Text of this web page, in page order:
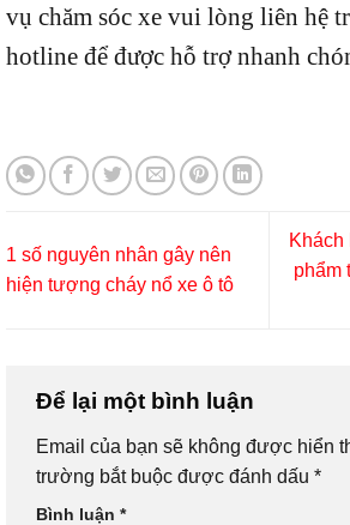
vụ chăm sóc xe vui lòng liên hệ
hotline để được hỗ trợ nhanh
1 số nguyên nhân gây nên
hiện tượng cháy nổ xe ô tô
Khách
phẩm
Để lại một bình luận
Email của bạn sẽ không được hiển
trường bắt buộc được đánh dấu *
Bình luận *